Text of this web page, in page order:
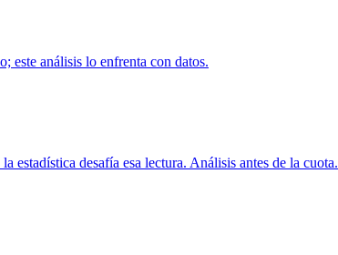
este análisis lo enfrenta con datos.
desafía esa lectura. Análisis antes de la cuota.